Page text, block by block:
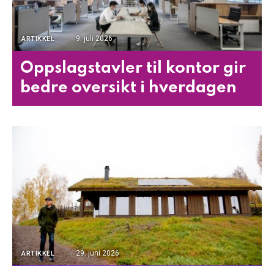
ARTIKKEL 9. juli 2026
Oppslagstavler til kontor gir
bedre oversikt i hverdagen
ARTIKKEL 29. juni 2026